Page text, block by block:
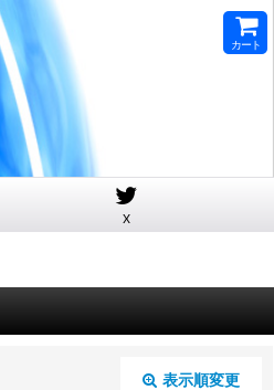
カート
X
表示順変更